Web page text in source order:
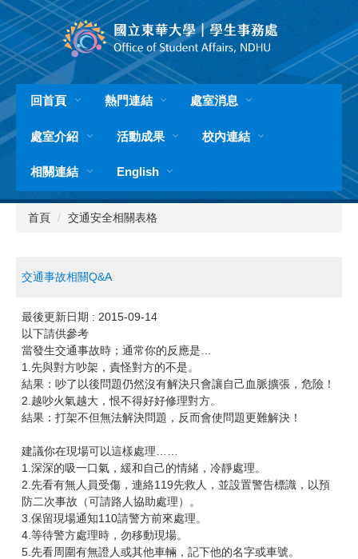
跳
到
主
要
內
容
區
回首頁 熱門連結 處室消息
處室介紹 活動成果 校內連結
相關連結 English
首頁 交通安全相關表格
交通事故相關Q&A
最後更新日期 : 2015-09-14
以下請供參考
當發生交通事故時；通常你的反應是…
1.先與對方吵架，責怪對方的不是。
結果：吵了以後問題仍然沒有解決只會讓自己血脈擴張，危險！
2.越吵火氣越大，恨不得好好修理對方。
結果：打架不但無法解決問題，反而會使問題更難解決！
建議你在現場可以這樣處理……
1.深深的吸一口氣，緩和自己的情緒，冷靜處理。
2.先看有無人員受傷，連絡119先救人，並設置警告標識，以預
防二次事故（可請路人協助處理）。
3.保留現場通知110請警方前來處理。
4.等待警方處理時，勿移動現場。
5.先看周圍有無證人或其他車輛，記下他的名字或車號。